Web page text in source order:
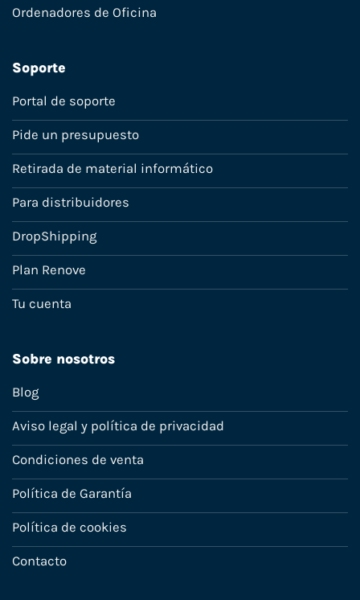
Ordenadores de Oficina
Soporte
Portal de soporte
Pide un presupuesto
Retirada de material informático
Para distribuidores
DropShipping
Plan Renove
Tu cuenta
Sobre nosotros
Blog
Aviso legal y política de privacidad
Condiciones de venta
Política de Garantía
Política de cookies
Contacto